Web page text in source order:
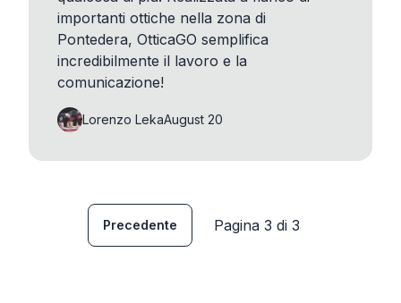
importanti ottiche nella zona di
Pontedera, OtticaGO semplifica
incredibilmente il lavoro e la
comunicazione!
Lorenzo LekaAugust 20
Precedente Pagina 3 di 3